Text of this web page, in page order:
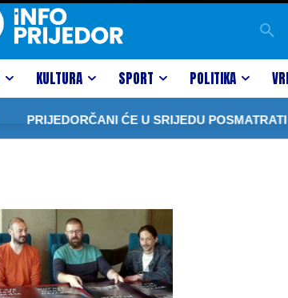
KULTURA SPORT POLITIKA
PRIJEDORČANI ĆE U SRIJEDU POSMATRATI